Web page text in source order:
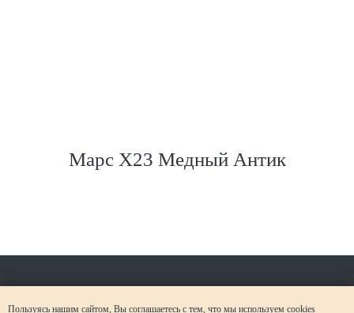
Марс Х23 Медный Антик
Пользуясь нашим сайтом, Вы соглашаетесь с тем, что мы используем cookies